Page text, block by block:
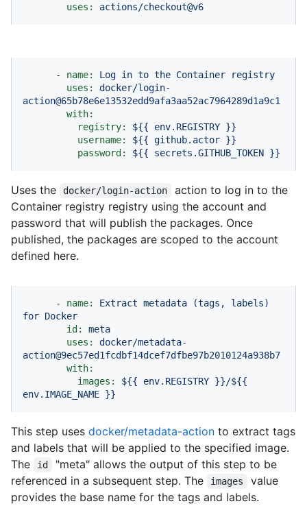
uses:
actions/checkout@v6
- name: Log in to the Container
registry
uses:
docker/login-
action@65b78e6e13532edd9afa3aa52ac7964289d1a9c1
with:
registry:
${{ env.REGISTRY }}
username:
${{ github.actor }}
password:
${{ secrets.GITHUB_TOKEN }}
Uses the docker/login-action
action to log in to the
Container registry registry using the account and
password that will publish the packages. Once
published, the packages are scoped to the account
defined here.
- name: Extract metadata (tags,
labels)
for Docker
id:
meta
uses:
docker/metadata-
action@9ec57ed1fcdbf14dcef7dfbe97b2010124a938b7
with:
images:
${{ env.REGISTRY }}/${{
env.IMAGE_NAME }}
This step uses docker/metadata-action to extract tags
and labels that will be applied to the specified image.
The
id
"meta" allows the output of this step to be
referenced in a subsequent step. The
images
value
provides the base name for the tags and labels.